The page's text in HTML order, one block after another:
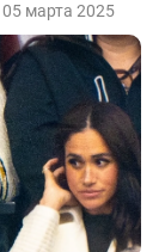
05 марта 2025